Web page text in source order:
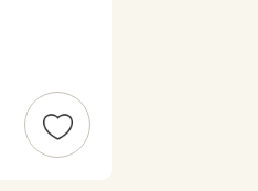
ラル豊
ていま
物や野